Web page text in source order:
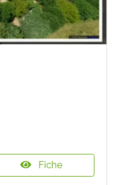
Fiche